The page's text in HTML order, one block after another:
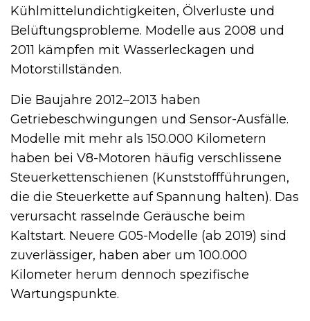
Kühlmittelundichtigkeiten, Ölverluste und
Belüftungsprobleme. Modelle aus 2008 und
2011 kämpfen mit Wasserleckagen und
Motorstillständen.
Die Baujahre 2012–2013 haben
Getriebeschwingungen und Sensor-Ausfälle.
Modelle mit mehr als 150.000 Kilometern
haben bei V8-Motoren häufig verschlissene
Steuerkettenschienen (Kunststoffführungen,
die die Steuerkette auf Spannung halten). Das
verursacht rasselnde Geräusche beim
Kaltstart. Neuere G05-Modelle (ab 2019) sind
zuverlässiger, haben aber um 100.000
Kilometer herum dennoch spezifische
Wartungspunkte.